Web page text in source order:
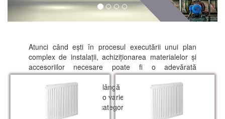
Atunci când ești în procesul executării unui plan
complex de instalații, achiziționarea materialelor și
accesoriilor necesare poate fi o adevărată
provocare.
La Alev Interiors, pe lângă serviciile complete pe
care le oferim, vei găsi o varietate de echipamente și
accesorii, în diferite categorii, aferente proiectului